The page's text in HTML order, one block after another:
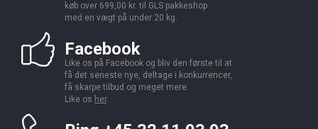
køb over 699,00 kr. til GLS pakkeshop
med en vægt på under 20 kg.
Facebook
Like os på Facebook og bliv den første til at
få det seneste nye, deltage i konkurrencer,
få skarpe tilbud og meget mere.
Like os her.